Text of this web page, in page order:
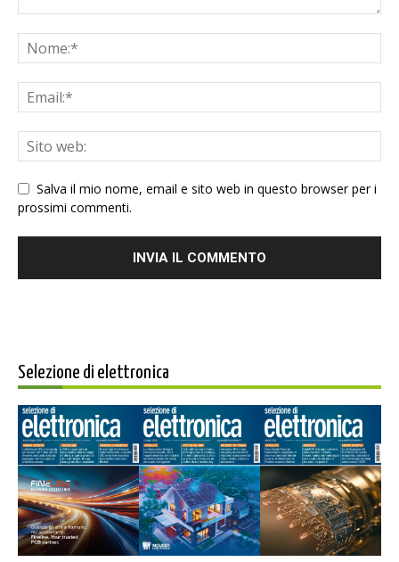
Salva il mio nome, email e sito web in questo browser per i
prossimi commenti.
Selezione di elettronica